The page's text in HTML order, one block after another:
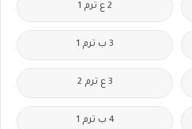
2 ع ترم 1
3 ب ترم 1
3 ع ترم 2
4 ب ترم 1